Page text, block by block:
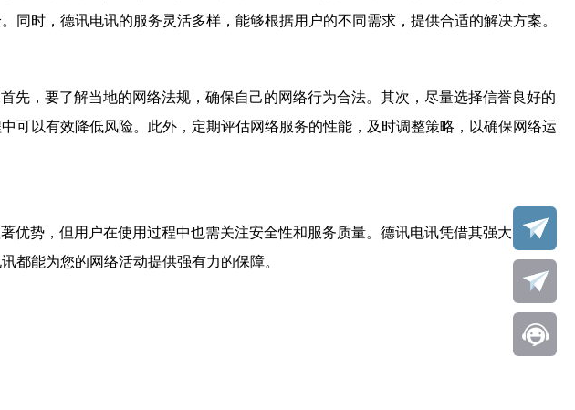
同时，德讯电讯的服务灵活多样，能够根据用户的不同需求，提供合适的解决方案。
先，要了解当地的网络法规，确保自己的网络行为合法。其次，尽量选择信誉良好的
可以有效降低风险。此外，定期评估网络服务的性能，及时调整策略，以确保网络运
势，但用户在使用过程中也需关注安全性和服务质量。德讯电讯凭借其强大的技术
都能为您的网络活动提供强有力的保障。